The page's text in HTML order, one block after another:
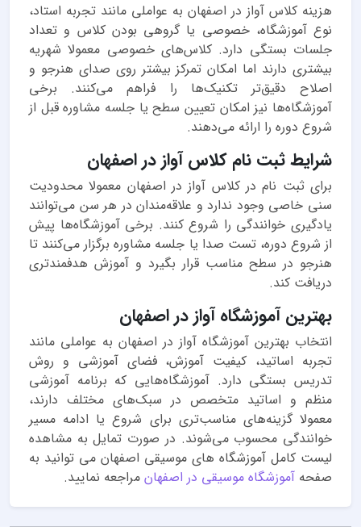
هزینه کلاس آواز در اصفهان به عواملی مانند تجربه استاد،
نوع آموزشگاه، خصوصی یا گروهی بودن کلاس و تعداد
جلسات بستگی دارد. کلاس‌های خصوصی معمولا شهریه
بیشتری دارند اما امکان تمرکز بیشتر روی صدای هنرجو و
اصلاح دقیق‌تر تکنیک‌ها را فراهم می‌کنند. برخی
آموزشگاه‌ها نیز امکان تعیین سطح یا جلسه مشاوره قبل از
شروع دوره را ارائه می‌دهند.
شرایط ثبت نام کلاس آواز در اصفهان
برای ثبت نام در کلاس آواز در اصفهان معمولا محدودیت
سنی خاصی وجود ندارد و علاقه‌مندان در هر سن می‌توانند
یادگیری خوانندگی را شروع کنند. برخی آموزشگاه‌ها پیش
از شروع دوره، تست صدا یا جلسه مشاوره برگزار می‌کنند تا
هنرجو در سطح مناسب قرار بگیرد و آموزش هدفمندتری
دریافت کند.
بهترین آموزشگاه آواز در اصفهان
انتخاب بهترین آموزشگاه آواز در اصفهان به عواملی مانند
تجربه اساتید، کیفیت آموزش، فضای آموزشی و روش
تدریس بستگی دارد. آموزشگاه‌هایی که برنامه آموزشی
منظم و اساتید متخصص در سبک‌های مختلف دارند،
معمولا گزینه‌های مناسب‌تری برای شروع یا ادامه مسیر
خوانندگی محسوب می‌شوند. در صورت تمایل به مشاهده
لیست کامل آموزشگاه های موسیقی اصفهان می توانید به
صفحه آموزشگاه موسیقی در اصفهان مراجعه نمایید.